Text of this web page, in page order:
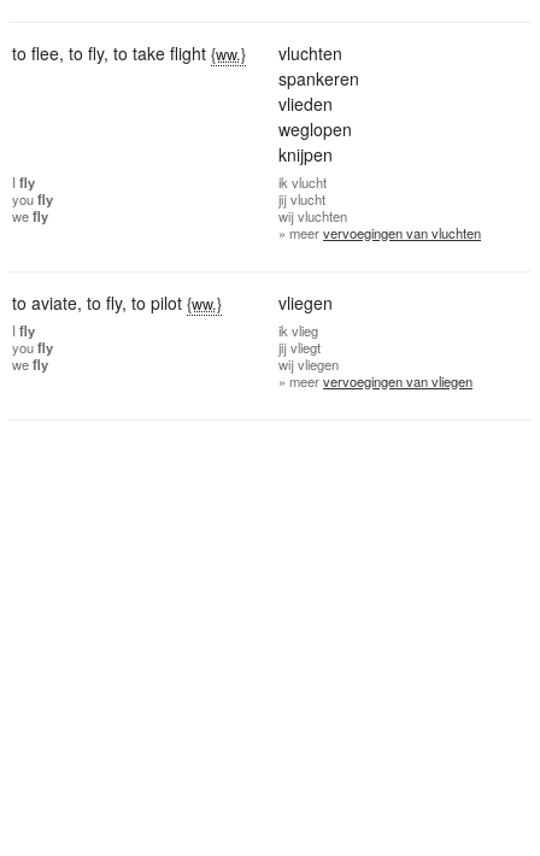
to flee, to fly, to take flight {ww.}
vluchten
spankeren
vlieden
weglopen
knijpen
I fly
youfly
wefly
ik vlucht
jijvlucht
wijvluchten
» meervervoegingen van vluchten
to aviate, to fly, to pilot {ww.} vliegen
I fly
youfly
wefly
ik vlieg
jijvliegt
wijvliegen
» meervervoegingen van vliegen